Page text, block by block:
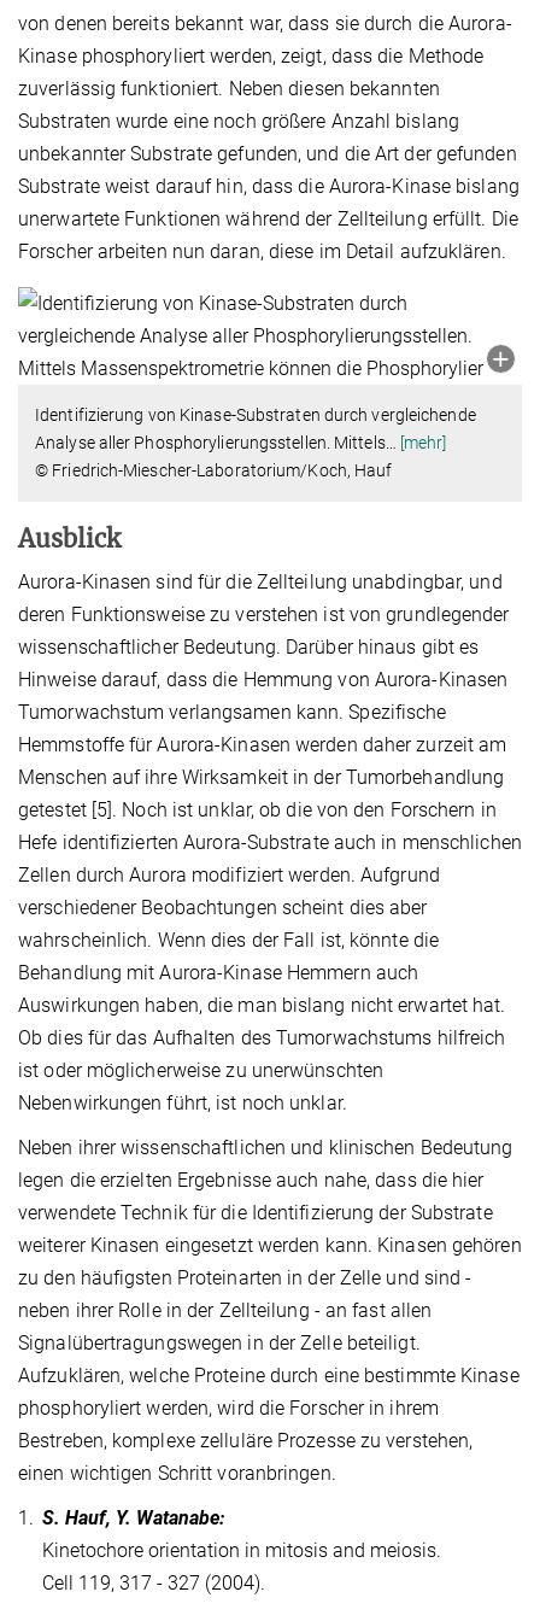
von denen bereits bekannt war, dass sie durch die Aurora-
Kinase phosphoryliert werden, zeigt, dass die Methode
zuverlässig funktioniert. Neben diesen bekannten
Substraten wurde eine noch größere Anzahl bislang
unbekannter Substrate gefunden, und die Art der gefunden
Substrate weist darauf hin, dass die Aurora-Kinase bislang
unerwartete Funktionen während der Zellteilung erfüllt. Die
Forscher arbeiten nun daran, diese im Detail aufzuklären.
Identifizierung von Kinase-Substraten durch vergleichende
Analyse aller Phosphorylierungsstellen. Mittels… [mehr]
© Friedrich-Miescher-Laboratorium/Koch, Hauf
Ausblick
Aurora-Kinasen sind für die Zellteilung unabdingbar, und
deren Funktionsweise zu verstehen ist von grundlegender
wissenschaftlicher Bedeutung. Darüber hinaus gibt es
Hinweise darauf, dass die Hemmung von Aurora-Kinasen
Tumorwachstum verlangsamen kann. Spezifische
Hemmstoffe für Aurora-Kinasen werden daher zurzeit am
Menschen auf ihre Wirksamkeit in der Tumorbehandlung
getestet [5]. Noch ist unklar, ob die von den Forschern in
Hefe identifizierten Aurora-Substrate auch in menschlichen
Zellen durch Aurora modifiziert werden. Aufgrund
verschiedener Beobachtungen scheint dies aber
wahrscheinlich. Wenn dies der Fall ist, könnte die
Behandlung mit Aurora-Kinase Hemmern auch
Auswirkungen haben, die man bislang nicht erwartet hat.
Ob dies für das Aufhalten des Tumorwachstums hilfreich
ist oder möglicherweise zu unerwünschten
Nebenwirkungen führt, ist noch unklar.
Neben ihrer wissenschaftlichen und klinischen Bedeutung
legen die erzielten Ergebnisse auch nahe, dass die hier
verwendete Technik für die Identifizierung der Substrate
weiterer Kinasen eingesetzt werden kann. Kinasen gehören
zu den häufigsten Proteinarten in der Zelle und sind -
neben ihrer Rolle in der Zellteilung - an fast allen
Signalübertragungswegen in der Zelle beteiligt.
Aufzuklären, welche Proteine durch eine bestimmte Kinase
phosphoryliert werden, wird die Forscher in ihrem
Bestreben, komplexe zelluläre Prozesse zu verstehen,
einen wichtigen Schritt voranbringen.
1. S. Hauf, Y. Watanabe:
Kinetochore orientation in mitosis and meiosis.
Cell 119, 317 - 327 (2004).